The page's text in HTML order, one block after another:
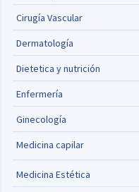
Cirugía Vascular
Dermatología
Dietetica y nutrición
Enfermería
Ginecología
Medicina capilar
Medicina Estética